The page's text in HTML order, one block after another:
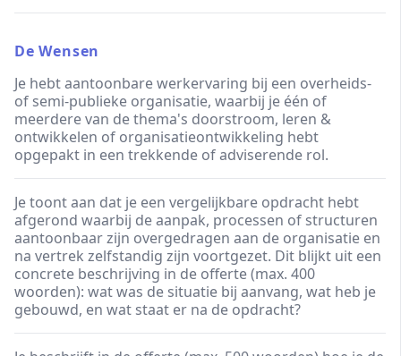
De Wensen
Je hebt aantoonbare werkervaring bij een overheids-
of semi-publieke organisatie, waarbij je één of
meerdere van de thema's doorstroom, leren &
ontwikkelen of organisatieontwikkeling hebt
opgepakt in een trekkende of adviserende rol.
Je toont aan dat je een vergelijkbare opdracht hebt
afgerond waarbij de aanpak, processen of structuren
aantoonbaar zijn overgedragen aan de organisatie en
na vertrek zelfstandig zijn voortgezet. Dit blijkt uit een
concrete beschrijving in de offerte (max. 400
woorden): wat was de situatie bij aanvang, wat heb je
gebouwd, en wat staat er na de opdracht?